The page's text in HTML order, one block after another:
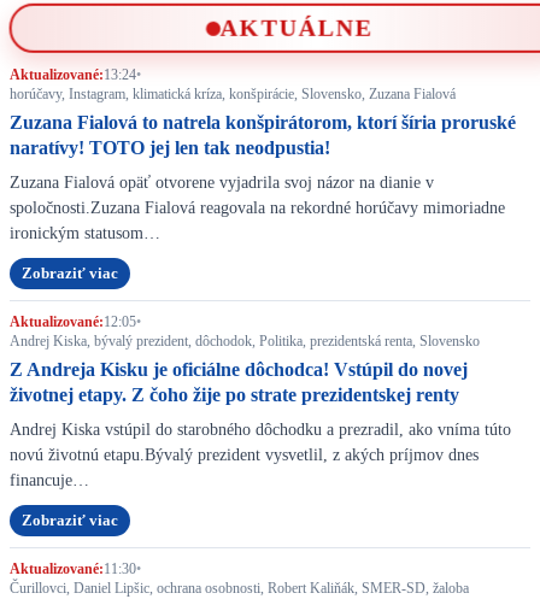
AKTUÁLNE
Aktualizované:13:24•
horúčavy, Instagram, klimatická kríza, konšpirácie, Slovensko, Zuzana Fialová
Zuzana Fialová to natrela konšpirátorom, ktorí šíria proruské
naratívy! TOTO jej len tak neodpustia!
Zuzana Fialová opäť otvorene vyjadrila svoj názor na dianie v
spoločnosti.Zuzana Fialová reagovala na rekordné horúčavy mimoriadne
ironickým statusom…
Zobraziť viac
Aktualizované:12:05•
Andrej Kiska, bývalý prezident, dôchodok, Politika, prezidentská renta, Slovensko
Z Andreja Kisku je oficiálne dôchodca! Vstúpil do novej
životnej etapy. Z čoho žije po strate prezidentskej renty
Andrej Kiska vstúpil do starobného dôchodku a prezradil, ako vníma túto
novú životnú etapu.Bývalý prezident vysvetlil, z akých príjmov dnes
financuje…
Zobraziť viac
Aktualizované:11:30•
Čurillovci, Daniel Lipšic, ochrana osobnosti, Robert Kaliňák, SMER-SD, žaloba